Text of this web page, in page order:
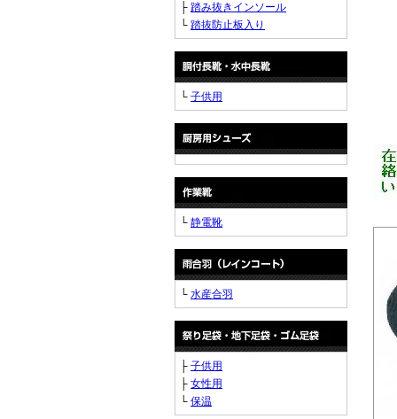
├ 踏み抜きインソール
└ 踏抜防止板入り
└ 子供用
└ 静電靴
└ 水産合羽
├ 子供用
├ 女性用
└ 保温